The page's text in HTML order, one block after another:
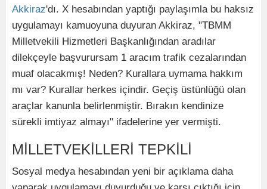
Akkiraz'dı. X hesabından yaptığı paylaşımla bu haksız
uygulamayı kamuoyuna duyuran Akkiraz, "TBMM
Milletvekili Hizmetleri Başkanlığından aradılar
dilekçeyle başvurursam 1 aracım trafik cezalarından
muaf olacakmış! Neden? Kurallara uymama hakkım
mı var? Kurallar herkes içindir. Geçiş üstünlüğü olan
araçlar kanunla belirlenmiştir. Bırakın kendinize
sürekli imtiyaz almayı" ifadelerine yer vermişti.
MİLLETVEKİLLERİ TEPKİLİ
Sosyal medya hesabından yeni bir açıklama daha